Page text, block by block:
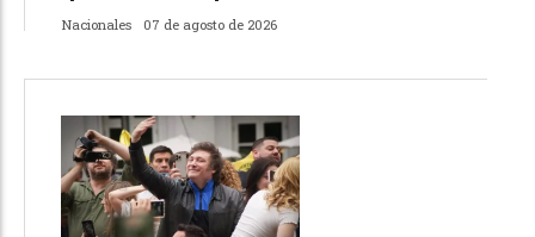
Nacionales 07 de agosto de 2026